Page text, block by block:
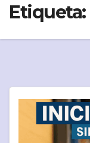
Etiqueta: